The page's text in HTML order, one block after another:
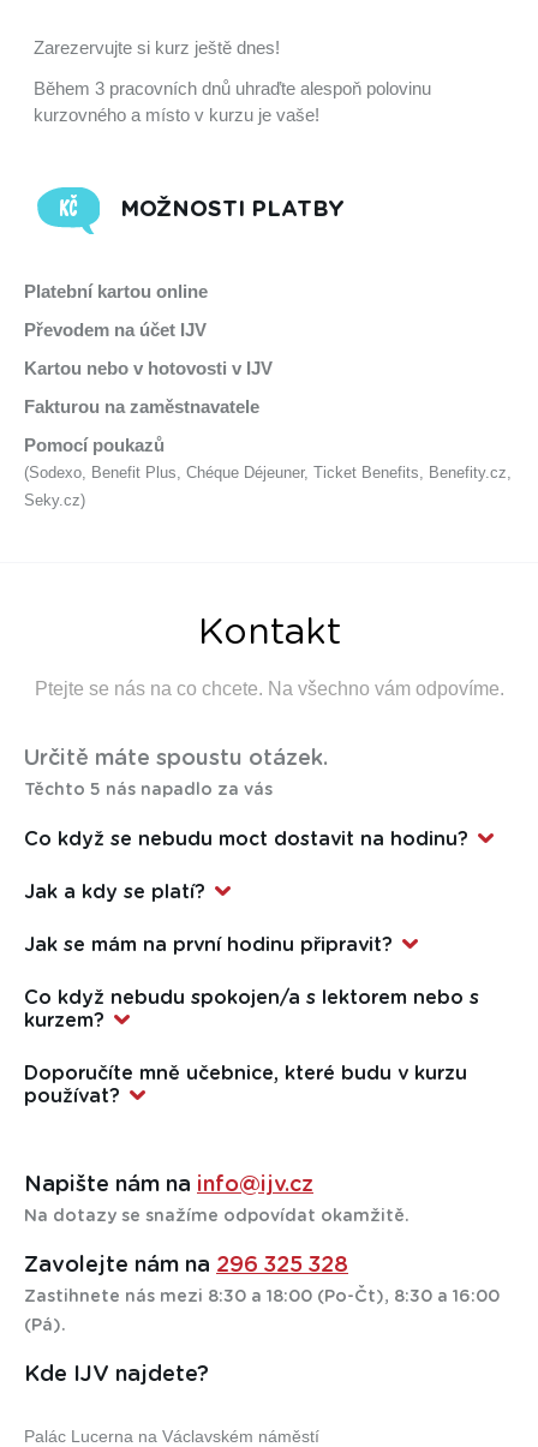
Zarezervujte si kurz ještě dnes!
Během 3 pracovních dnů uhraďte alespoň polovinu
kurzovného a místo v kurzu je vaše!
MOŽNOSTI PLATBY
Platební kartou online
Převodem na účet IJV
Kartou nebo v hotovosti v IJV
Fakturou na zaměstnavatele
Pomocí poukazů
(Sodexo, Benefit Plus, Chéque Déjeuner, Ticket Benefits, Benefity.cz,
Seky.cz)
Kontakt
Ptejte se nás na co chcete. Na všechno vám odpovíme.
Určitě máte spoustu otázek.
Těchto 5 nás napadlo za vás
Co když se nebudu moct dostavit na hodinu?
si zrušíte svoji účast v kurzu. Nemusíte nikomu nic
vysvětlovat, nikomu se omlouvat. Pokud zrovna nemáte
signál, bez výčitek zavolejte. O všechno se postaráme.
Jak a kdy se platí?
Platit můžete kartou online, bankovním převodem nebo
v hotovosti či kartou přímo v IJV. Pro vašeho zaměstnavatele
připravíme fakturu nebo můžete využít některý program
Jak se mám na první hodinu připravit?
Nijak! Jen přijďte pozitivně naladění a s chutí se učit a naučit.
Co když nebudu spokojen/a s lektorem nebo s
kurzem?
číslo jedna zní: komunikujte s námi! Nenechávejte si nic pro
Popovídáme si, rozebereme vaše připomínky a když se
domluvíme, přesuneme vás do jiného kurzu nebo nabídneme
přidáme nějaký dárek jako naši omluvu.
Doporučíte mně učebnice, které budu v kurzu
používat?
obchodech.
Napište nám na info@ijv.cz
Na dotazy se snažíme odpovídat okamžitě.
Zavolejte nám na 296 325 328
Zastihnete nás mezi 8:30 a 18:00 (Po-Čt), 8:30 a 16:00
(Pá).
Kde IJV najdete?
Palác Lucerna na Václavském náměstí